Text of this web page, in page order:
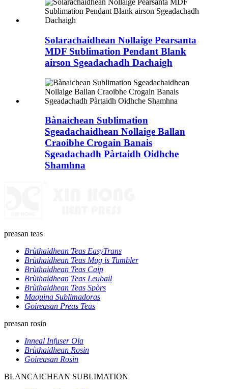
Solarachaidhean Nollaige Pearsanta
MDF Sublimation Pendant Blank
airson Sgeadachadh Dachaigh
Bànaichean Sublimation
Sgeadachaidhean Nollaige Ballan
Craoibhe Crogain Banais
Sgeadachadh Pàrtaidh Oidhche
Shamhna
preasan teas
Brùthaidhean Teas EasyTrans
Brùthaidhean Teas Mug is Tumbler
Brùthaidhean Teas Caip
Brùthaidhean Teas Leubail
Brùthaidhean Teas Spòrs
Maquina Sublimadoras
Goireasan Preas Teas
preasan rosin
Inneal Infuser Ola
Brùthaidhean Rosin
Goireasan Rosin
BLANCAICHEAN SUBLIMATION